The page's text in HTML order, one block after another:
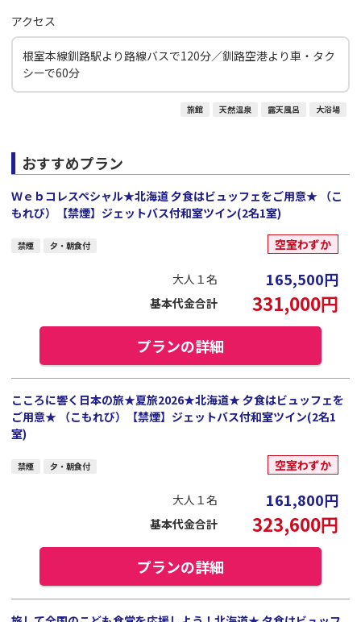
アクセス
根室本線釧路駅より路線バスで120分／釧路空港より車・タク
シーで60分
旅館 天然温泉 露天風呂 大浴場
おすすめプラン
Ｗｅｂコレスペシャル★北海道 夕食はビュッフェをご用意★ （こ
もれび）【禁煙】ジェットバス付和室ツイン(2名1室)
禁煙 夕・朝食付 空室わずか
大人１名 165,500円
基本代金合計 331,000円
プランの詳細
こころに響く日本の旅★夏旅2026★北海道★ 夕食はビュッフェを
ご用意★ （こもれび）【禁煙】ジェットバス付和室ツイン(2名1
室)
禁煙 夕・朝食付 空室わずか
大人１名 161,800円
基本代金合計 323,600円
プランの詳細